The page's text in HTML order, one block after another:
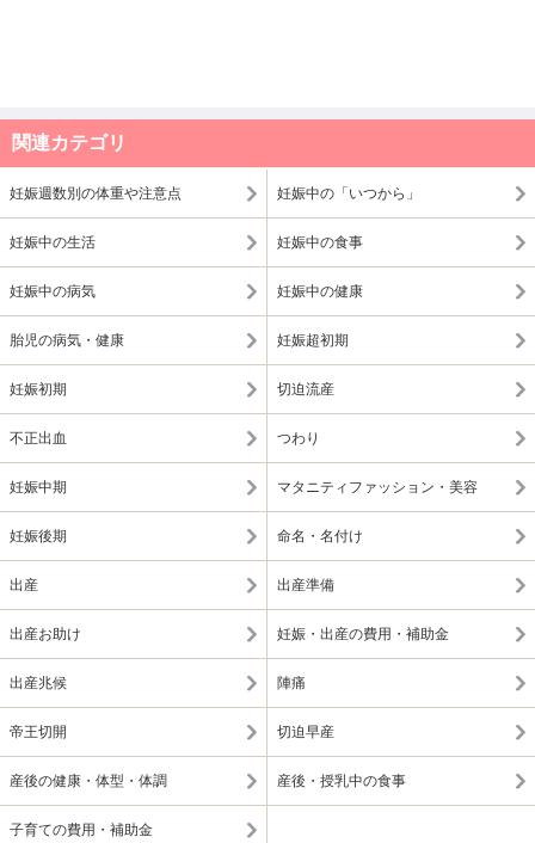
関連カテゴリ
妊娠週数別の体重や注意点 妊娠中の「いつから」
妊娠中の生活 妊娠中の食事
妊娠中の病気 妊娠中の健康
胎児の病気・健康 妊娠超初期
妊娠初期 切迫流産
不正出血 つわり
妊娠中期 マタニティファッション・美容
妊娠後期 命名・名付け
出産 出産準備
出産お助け 妊娠・出産の費用・補助金
出産兆候 陣痛
帝王切開 切迫早産
産後の健康・体型・体調 産後・授乳中の食事
子育ての費用・補助金